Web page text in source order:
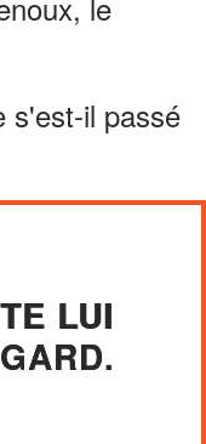
s'est-il passé
LUI